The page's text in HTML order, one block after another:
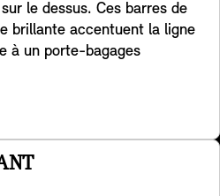
Enfin, il vous avertit lorsque
sortir de votre MINI, en cas
le trafic arrivant de l'arrière.
une assistance uniquement
responsabilité finale
conditions de circulation. La
le dessus. Ces barres de
brillante accentuent la ligne
à un porte-bagages
des bagages